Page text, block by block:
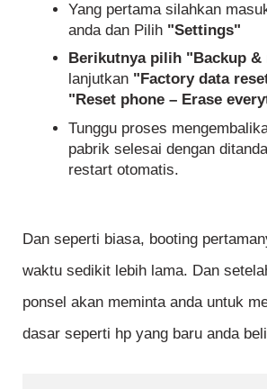
Yang pertama silahkan
anda dan Pilih "Settings"
Berikutnya pilih "Backup &
lanjutkan "Factory data
"Reset phone – Erase
Tunggu proses
pabrik selesai dengan
restart otomatis.
Dan seperti biasa, booting
waktu sedikit lebih lama. Dan
ponsel akan meminta anda untuk
dasar seperti hp yang baru anda